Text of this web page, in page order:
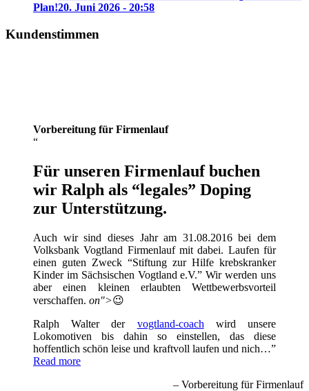
Plan!20. Juni 2026 - 20:58
Kundenstimmen
Vorbereitung für Firmenlauf
Für unseren Firmenlauf buchen
wir Ralph als “legales” Doping
zur Unterstützung.
Auch wir sind dieses Jahr am 31.08.2016 bei dem
Volksbank Vogtland Firmenlauf mit dabei. Laufen für
einen guten Zweck “Stiftung zur Hilfe krebskranker
Kinder im Sächsischen Vogtland e.V.” Wir werden uns
aber einen kleinen erlaubten Wettbewerbsvorteil
verschaffen. on">😉
Ralph Walter der vogtland-coach wird unsere
Lokomotiven bis dahin so einstellen, das diese
hoffentlich schön leise und kraftvoll laufen und nich…
Read more
Vorbereitung für Firmenlauf